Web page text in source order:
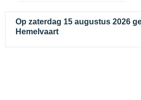
Op zaterdag 15 augustus 2026
Hemelvaart